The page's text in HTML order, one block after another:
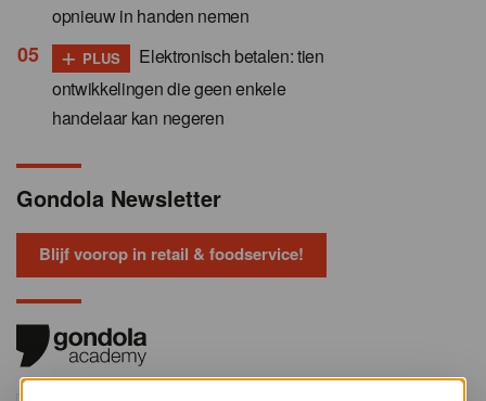
opnieuw in handen nemen
+ PLUS
Elektronisch betalen: tien
ontwikkelingen die geen enkele
handelaar kan negeren
Gondola Newsletter
Blijf voorop in retail & foodservice!